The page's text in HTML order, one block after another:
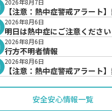
2026年8月7日
【注意：熱中症警戒アラート
警戒アラートが発表されていま
2026年8月6日
明日は熱中症にご注意ください
2026年8月6日
行方不明者情報
2026年8月6日
【注意：熱中症警戒アラート
安全安心情報一覧